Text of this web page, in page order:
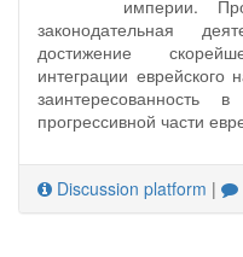
империи.
законодательная
достижение
интеграции
прогрессивной части
Discussion platform |